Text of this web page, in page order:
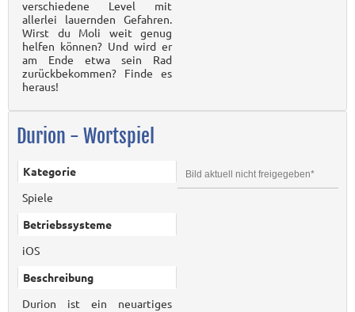
verschiedene Level mit
allerlei lauernden Gefahren.
Wirst du Moli weit genug
helfen können? Und wird er
am Ende etwa sein Rad
zurückbekommen? Finde es
heraus!
Durion - Wortspiel
Kategorie
Spiele
Betriebssysteme
iOS
Beschreibung
Durion ist ein neuartiges
Bild aktuell nicht freigegeben*